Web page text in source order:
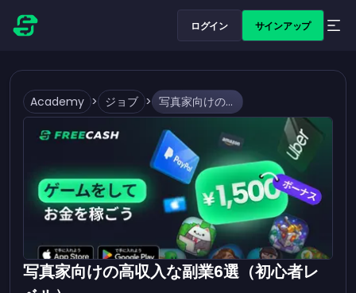
ログイン サインアップ
Academy > ジョブ > 写真家向けの高収入な副業6選（初心者レベル）
写真家向けの高収入な副業6選（初心者レ